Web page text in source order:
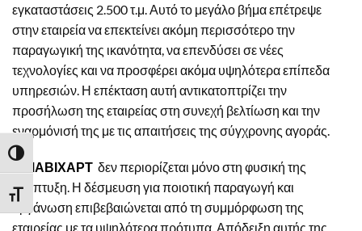
ΕΝΑΛΛΑΓΉ ΥΨΗΛΉΣ ΑΝΤΊΘΕΣΗΣ
ΕΝΑΛΛΑΓΉ ΜΕΓΈΘΟΥΣ ΓΡΑΜΜΆΤΩΝ
εγκαταστάσεις 2.500 τ.μ. Αυτό το μεγάλο βήμα επέτρεψε
στην εταιρεία να επεκτείνει ακόμη περισσότερο την
παραγωγική της ικανότητα, να επενδύσει σε νέες
τεχνολογίες και να προσφέρει ακόμα υψηλότερα επίπεδα
υπηρεσιών. Η επέκταση αυτή αντικατοπτρίζει την
προσήλωση της εταιρείας στη συνεχή βελτίωση και την
εναρμόνισή της με τις απαιτήσεις της σύγχρονης αγοράς.
ΜΑΒΙΧΑΡΤ δεν περιορίζεται μόνο στη φυσική της
ανάπτυξη. Η δέσμευση για ποιοτική παραγωγή και
οργάνωση επιβεβαιώνεται από τη συμμόρφωση της
εταιρείας με τα υψηλότερα πρότυπα. Απόδειξη αυτής της